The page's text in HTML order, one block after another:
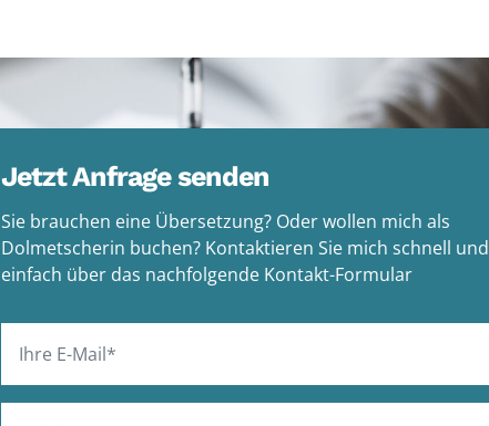
Jetzt Anfrage senden
Sie brauchen eine Übersetzung? Oder wollen mich als
Dolmetscherin buchen? Kontaktieren Sie mich schnell und
einfach über das nachfolgende Kontakt-Formular